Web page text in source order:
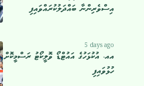
އިސްވެރިންނާ ބައްދަލުކުރައްވައިފި
5 days ago
އއ. އުކުޅަހުގެ އައުޓްޑޯ ވޮލީކޯޓު ރަސްމީކޮށް
ހުޅުވައިފި